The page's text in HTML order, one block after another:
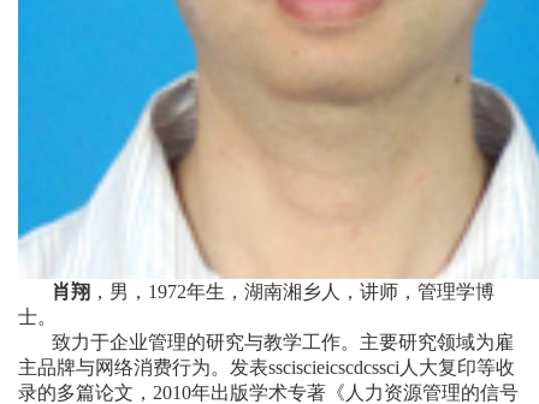
肖翔 ，男，1972年生，湖南湘乡人，讲师，管理学博
士。
致力于企业管理的研究与教学工作。主要研究领域为雇
主品牌与网络消费行为。发表ssciscieicscdcssci人大复印等收
录的多篇论文，2010年出版学术专著《人力资源管理的信号